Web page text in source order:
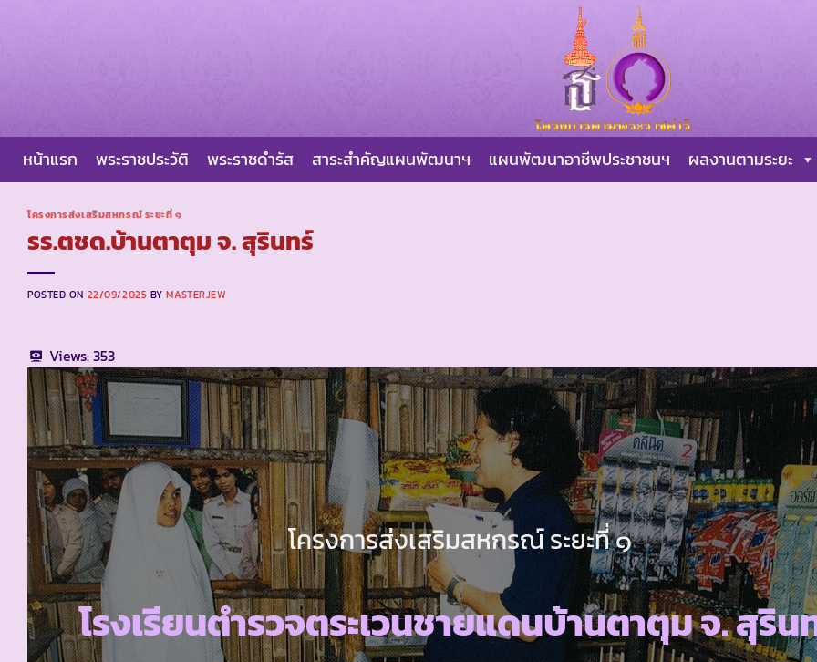
หน้าแรก พระราชประวัติ พระราชดำรัส สาระสำคัญแผนพัฒนาฯ แผนพัฒนาอาชีพประชาชนฯ ผลงานตามระยะ
โครงการส่งเสริมสหกรณ์ ระยะที่ ๑
รร.ตชด.บ้านตาตุม จ. สุรินทร์
POSTED ON 22/09/2025 BYMASTERJEW
Views:353
โครงการส่งเสริมสหกรณ์ ระยะที่ ๑
โรงเรียนตำรวจตระเวนชายแดนบ้านตาตุม จ. สุริน